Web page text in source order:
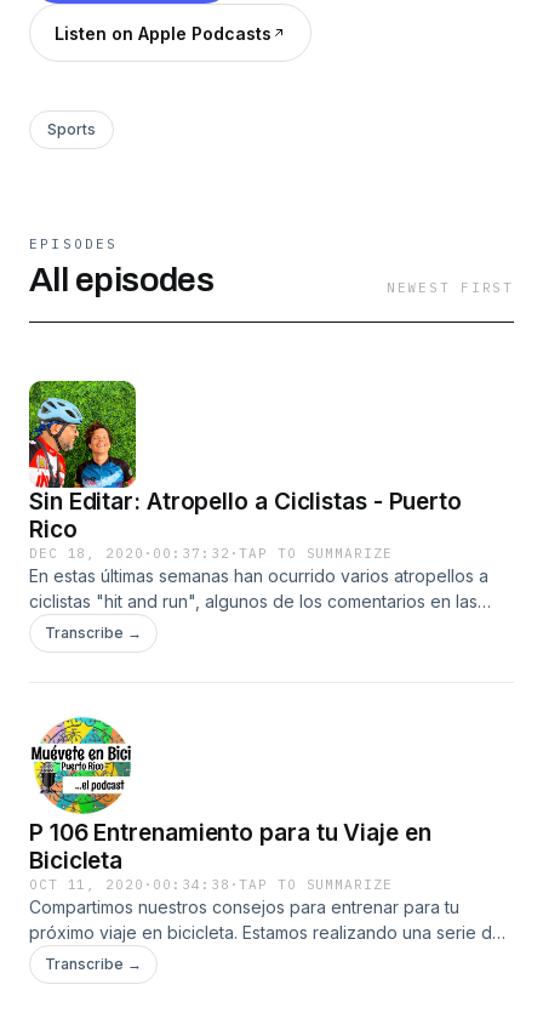
saludable.
Listen on Apple Podcasts
Sports
EPISODES
All episodes NEWEST FIRST
Sin Editar: Atropello a Ciclistas - Puerto
Rico
DEC 18, 2020 · 00:37:32 ·TAP TO SUMMARIZE
En estas últimas semanas han ocurrido varios atropellos a
ciclistas "hit and run", algunos de los comentarios en las
redes dejan entender que el ciclista tiene la culpa por no
prevenir el atropello.
Transcribe →
P 106 Entrenamiento para tu Viaje en
Bicicleta
OCT 11, 2020 · 00:34:38 ·TAP TO SUMMARIZE
Compartimos nuestros consejos para entrenar para tu
próximo viaje en bicicleta. Estamos realizando una serie de
podcast hablando de cómo prepararte para realizar un viaje
de varios días en bicicleta, donde el reto más grande
Transcribe →